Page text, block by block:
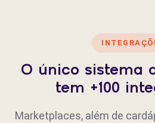
O único sistema
tem +100
Marketplaces, além de